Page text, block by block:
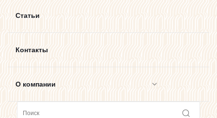
Статьи
Контакты
О компании